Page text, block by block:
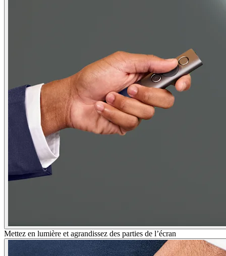
Mettez en lumière et agrandissez des parties de l’écran